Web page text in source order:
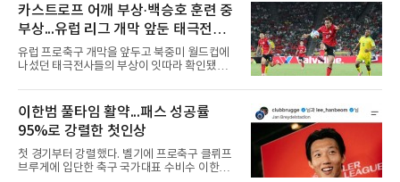
국인 최초 10홀드·10세이브를 동시에 달성했
다.kt 스기모토 고키는 전반기 42경기 평균자책
점 5.44에서 슬라이더 비중을 늘린 뒤 후반기 9
경기 8홀드, 평균자책점 1.86으로 반등해 시즌
17홀드 공동 선두에 올랐다. SSG 타케다 쇼타도
전반기 1승 7패, 평균자책점
카스트로프 어깨 부상·백승호 훈련 중
부상...유럽 리그 개막 앞둔 태극전사
악재
유럽 프로축구 개막을 앞두고 북중미 월드컵에
나섰던 태극전사들의 부상이 잇따라 확인됐다.
일(한국시간) 옌스 카스트로프가 6일 아마추어
팀 로타흐-에게른과의 친선경기에서 어깨를 다
쳐 당분간 출전이 어렵다고 밝혔다. 그는 후반 교
체 투입돼 두 골을 넣었으나 후반 22분 부상으로
물러났다.독일인 아버지와 한국인 어머니 사이
에서 태어난 카스트로프는 측면 미드필더와 측
면 수비가 가능한 자원으로, 월드컵 남아프리카
이한범 풀타임 활약...패스 성공률
95%로 강렬한 첫인상
첫 경기부터 강렬했다. 벨기에 프로축구 클뤼프
브루게에 입단한 축구 국가대표 수비수 이한범